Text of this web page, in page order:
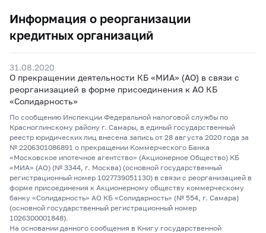
Информация о реорганизации
кредитных организаций
31.08.2020
О прекращении деятельности КБ «МИА» (АО) в связи с
реорганизацией в форме присоединения к АО КБ
«Солидарность»
По сообщению Инспекции Федеральной налоговой службы по
Красноглинскому району г. Самары, в единый государственный
реестр юридических лиц внесена запись от 28 августа 2020 года за
№ 2206301086891 о прекращении Коммерческого Банка
«Московское ипотечное агентство» (Акционерное Общество) КБ
«МИА» (АО) (№ 3344, г. Москва) (основной государственный
регистрационный номер 1027739051130) в связи с реорганизацией в
форме присоединения к Акционерному обществу коммерческому
банку «Солидарность» АО КБ «Солидарность» (№ 554, г. Самара)
(основной государственный регистрационный номер
1026300001848).
На основании данного сообщения в Книгу государственной